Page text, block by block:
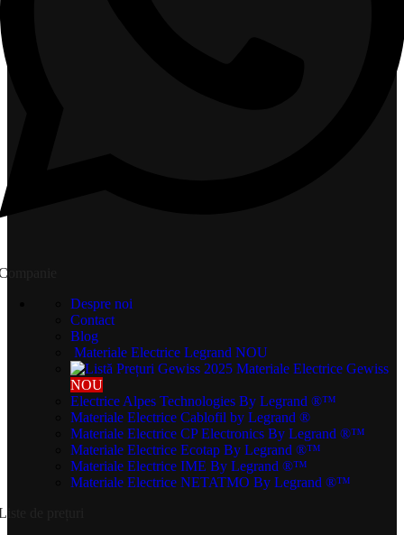
Despre noi
Contact
Blog
Materiale Electrice Legrand NOU
Materiale Electrice Gewiss
NOU
Electrice Alpes Technologies By Legrand ®™
Materiale Electrice Cablofil by Legrand ®
Materiale Electrice CP Electronics By Legrand ®™
Materiale Electrice Ecotap By Legrand ®™
Materiale Electrice IME By Legrand ®™
Materiale Electrice NETATMO By Legrand ®™
de prețuri